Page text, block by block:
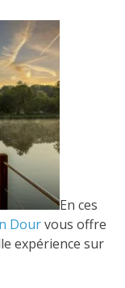
En ces
Dourvous offre
expérience sur